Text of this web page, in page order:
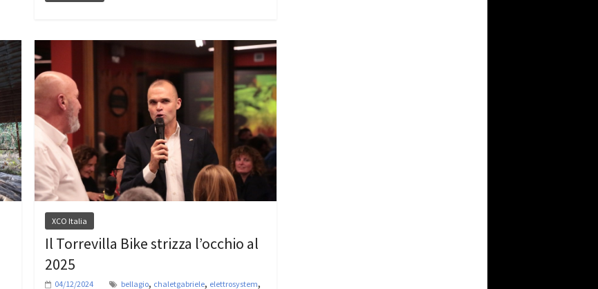
XCO Italia
Il Torrevilla Bike strizza l’occhio al
2025
04/12/2024 bellagio, chaletgabriele, elettrosystem,